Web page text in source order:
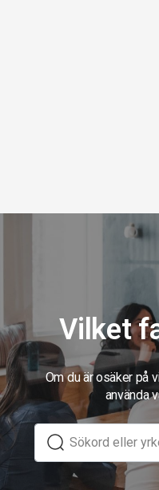
Vilket
Om du är osäker på
använda